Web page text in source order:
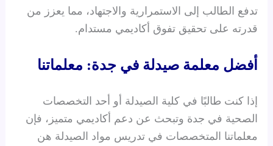
تدفع الطالب إلى الاستمرارية والاجتهاد، مما يعزز من
قدرته على تحقيق تفوق أكاديمي مستدام.
أفضل معلمة صيدلة في جدة: معلماتنا
إذا كنت طالبًا في كلية الصيدلة أو أحد التخصصات
الصحية في جدة وتبحث عن دعم أكاديمي متميز، فإن
معلماتنا المتخصصات في تدريس مواد الصيدلة هن